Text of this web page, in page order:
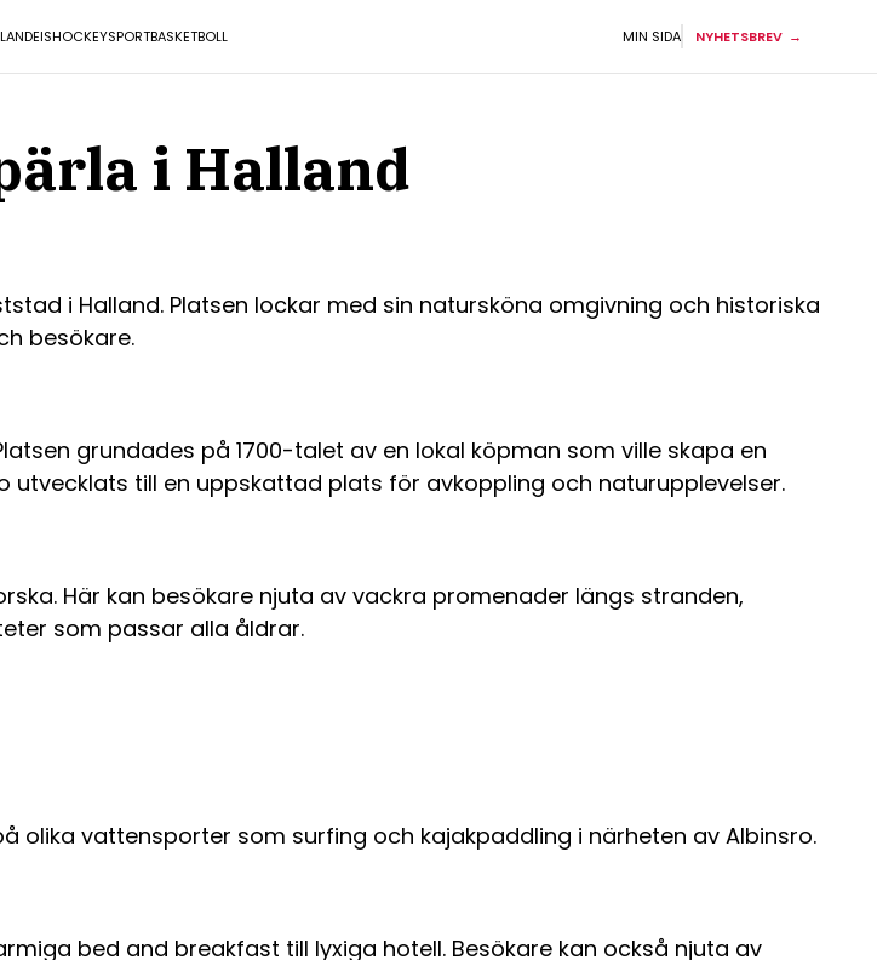
ISHOCKEYSPORTBASKETBOLL MIN SIDA NYHETSBREV
i Halland
i Halland. Platsen lockar med sin natursköna omgivning och historiska
besökare.
grundades på 1700-talet av en lokal köpman som ville skapa en
till en uppskattad plats för avkoppling och naturupplevelser.
Här kan besökare njuta av vackra promenader längs stranden,
som passar alla åldrar.
olika vattensporter som surfing och kajakpaddling i närheten av Albinsro.
bed and breakfast till lyxiga hotell. Besökare kan också njuta av